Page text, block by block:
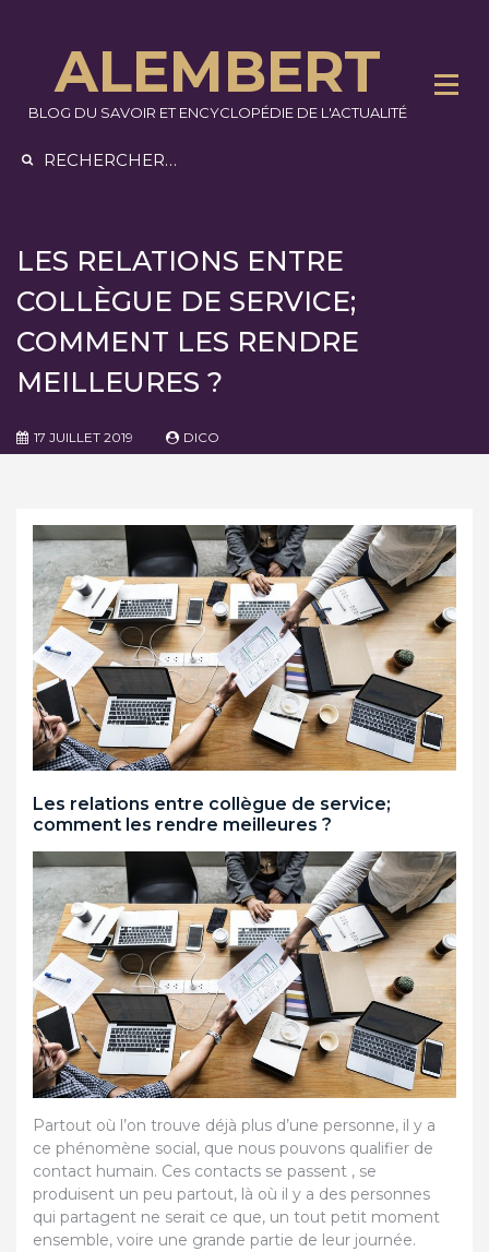
ALEMBERT
BLOG DU SAVOIR ET ENCYCLOPÉDIE DE L'ACTUALITÉ
LES RELATIONS ENTRE
COLLÈGUE DE SERVICE;
COMMENT LES RENDRE
MEILLEURES ?
17 JUILLET 2019 DICO
Les relations entre collègue de service;
comment les rendre meilleures ?
Partout où l’on trouve déjà plus d’une personne, il y a
ce phénomène social, que nous pouvons qualifier de
contact humain. Ces contacts se passent , se
produisent un peu partout, là où il y a des personnes
qui partagent ne serait ce que, un tout petit moment
ensemble, voire une grande partie de leur journée.